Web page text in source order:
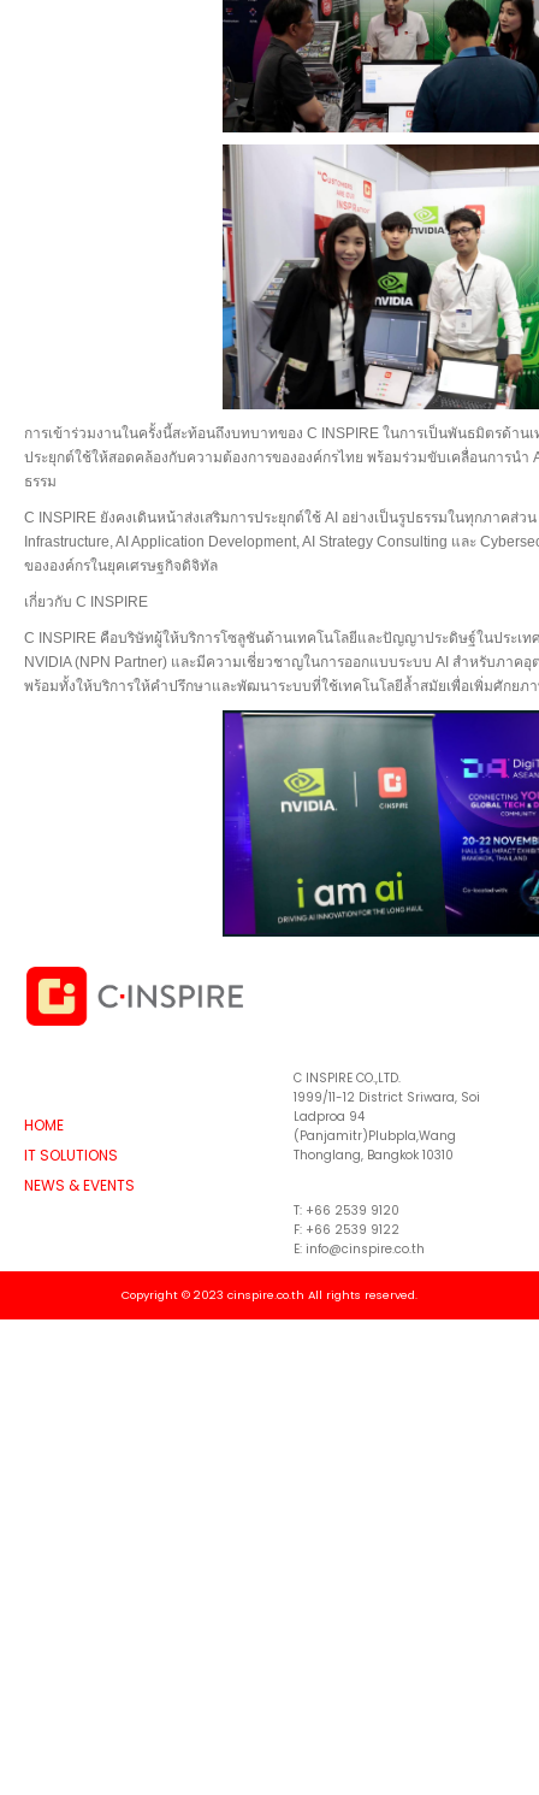
การเข้าร่วมงานในครั้งนี้สะท้อนถึงบทบาทของ C INSPIRE ในการเป็นพันธมิตรด้าน
ประยุกต์ใช้ให้สอดคล้องกับความต้องการขององค์กรไทย พร้อมร่วมขับเคลื่อนการนำ
ธรรม
C INSPIRE ยังคงเดินหน้าส่งเสริมการประยุกต์ใช้ AI อย่างเป็นรูปธรรมในทุกภาคส่
Infrastructure, AI Application Development, AI Strategy Consulting และ
ขององค์กรในยุคเศรษฐกิจดิจิทัล
เกี่ยวกับ C INSPIRE
C INSPIRE คือบริษัทผู้ให้บริการโซลูชันด้านเทคโนโลยีและปัญญาประดิษฐ์ในประเท
NVIDIA (NPN Partner) และมีความเชี่ยวชาญในการออกแบบระบบ AI สำหรับภาค
พร้อมทั้งให้บริการให้คำปรึกษาและพัฒนาระบบที่ใช้เทคโนโลยีล้ำสมัยเพื่อเพิ่มศักยภ
HOME
IT SOLUTIONS
NEWS & EVENTS
C INSPIRE CO.,LTD.
1999/11-12 District Sriwara, Soi
Ladproa 94
(Panjamitr)Plubpla,Wang
Thonglang, Bangkok 10310
T: +66 2539 9120
F: +66 2539 9122
E: info@cinspire.co.th
Copyright © 2023 cinspire.co.th All rights reserved.